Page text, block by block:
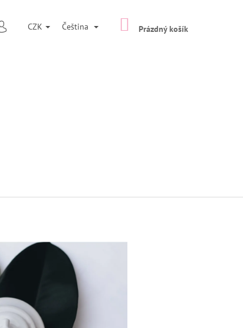
PŘIHLÁŠENÍ
CZK Čeština NÁKUPNÍ
KOŠÍK
Prázdný košík
7 ŠIROKÁ